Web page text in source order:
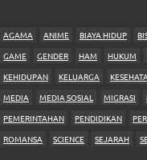
AGAMA ANIME BIAYA HIDUP
GAME
GENDER HAM HUKUM
KEHIDUPAN
KELUARGA
MEDIA
MEDIA SOSIAL MIGRASI
PEMERINTAHAN
PENDIDIKAN
ROMANSA
SCIENCE SEJARAH